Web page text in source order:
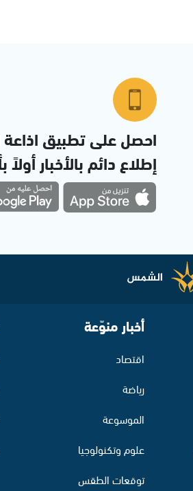
احصل على تطبيق
إطلاع دائم بالأخبار أولاً
أخبار منوّعة
اقتصاد
رياضة
الموسوعة
علوم وتكنولوجيا
توقعات الطقس